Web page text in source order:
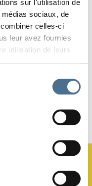
sur l'utilisation de
sociaux, de
celles-ci
leur avez fournies
utilisation de leurs